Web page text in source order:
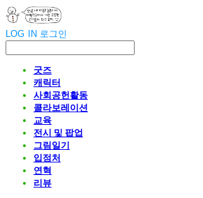
LOG IN 로그인
굿즈
캐릭터
사회공헌활동
콜라보레이션
교육
전시 및 팝업
그림일기
입점처
연혁
리뷰